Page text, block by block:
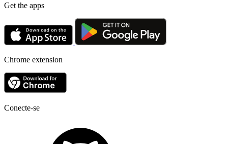
Get the apps
Chrome extension
Conecte-se